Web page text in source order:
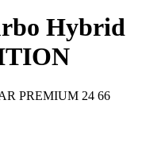
Hybrid
PREMIUM 24 66